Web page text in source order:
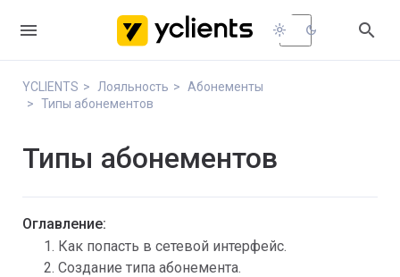
 light_mode dark_mode 
YCLIENTS Лояльность
Абонементы
Типы абонементов
Типы абонементов
Оглавление:
Как попасть в сетевой интерфейс.
Создание типа абонемента.